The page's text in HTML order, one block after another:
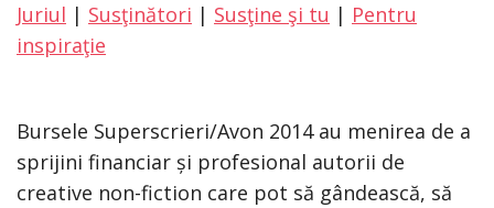
Juriul | Susţinători | Susţine şi tu | Pentru
inspiraţie
Bursele Superscrieri/Avon 2014 au menirea de a
sprijini financiar și profesional autorii de
creative non-fiction care pot să gândească, să